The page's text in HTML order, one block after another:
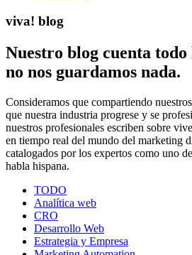
viva! blog
Nuestro blog cuenta todo
no nos guardamos nada.
Consideramos que compartiendo
que nuestra industria progrese y se
nuestros profesionales escriben sobre
en tiempo real del mundo del marketing
catalogados por los expertos como uno
habla hispana.
TODO
Analítica web
CRO
Desarrollo Web
Estrategia y Empresa